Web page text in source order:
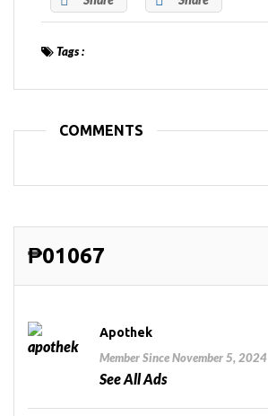
Tags :
COMMENTS
₱01067
Apothek
Member Since November 5, 2024
See All Ads